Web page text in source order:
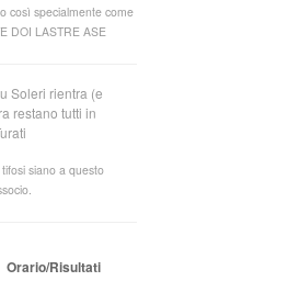
così specialmente come
DOI LASTRE ASE
Soleri rientra (e
restano tutti in
siano a questo
Orario/Risultati